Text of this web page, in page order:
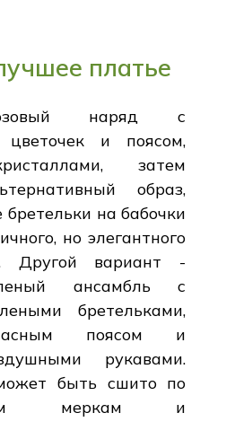
платье
наряд с
и поясом,
затем
образ,
на бабочки
но элегантного
Другой вариант -
ансамбль с
бретельками,
поясом и
рукавами.
быть сшито по
меркам и